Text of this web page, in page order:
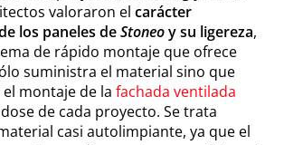
valoraron el carácter
los paneles deStoneoy su ligereza,
de rápido montaje que ofrece
suministra el material sino que
montaje de la fachada ventilada
de cada proyecto. Se trata
casi autolimpiante, ya que el